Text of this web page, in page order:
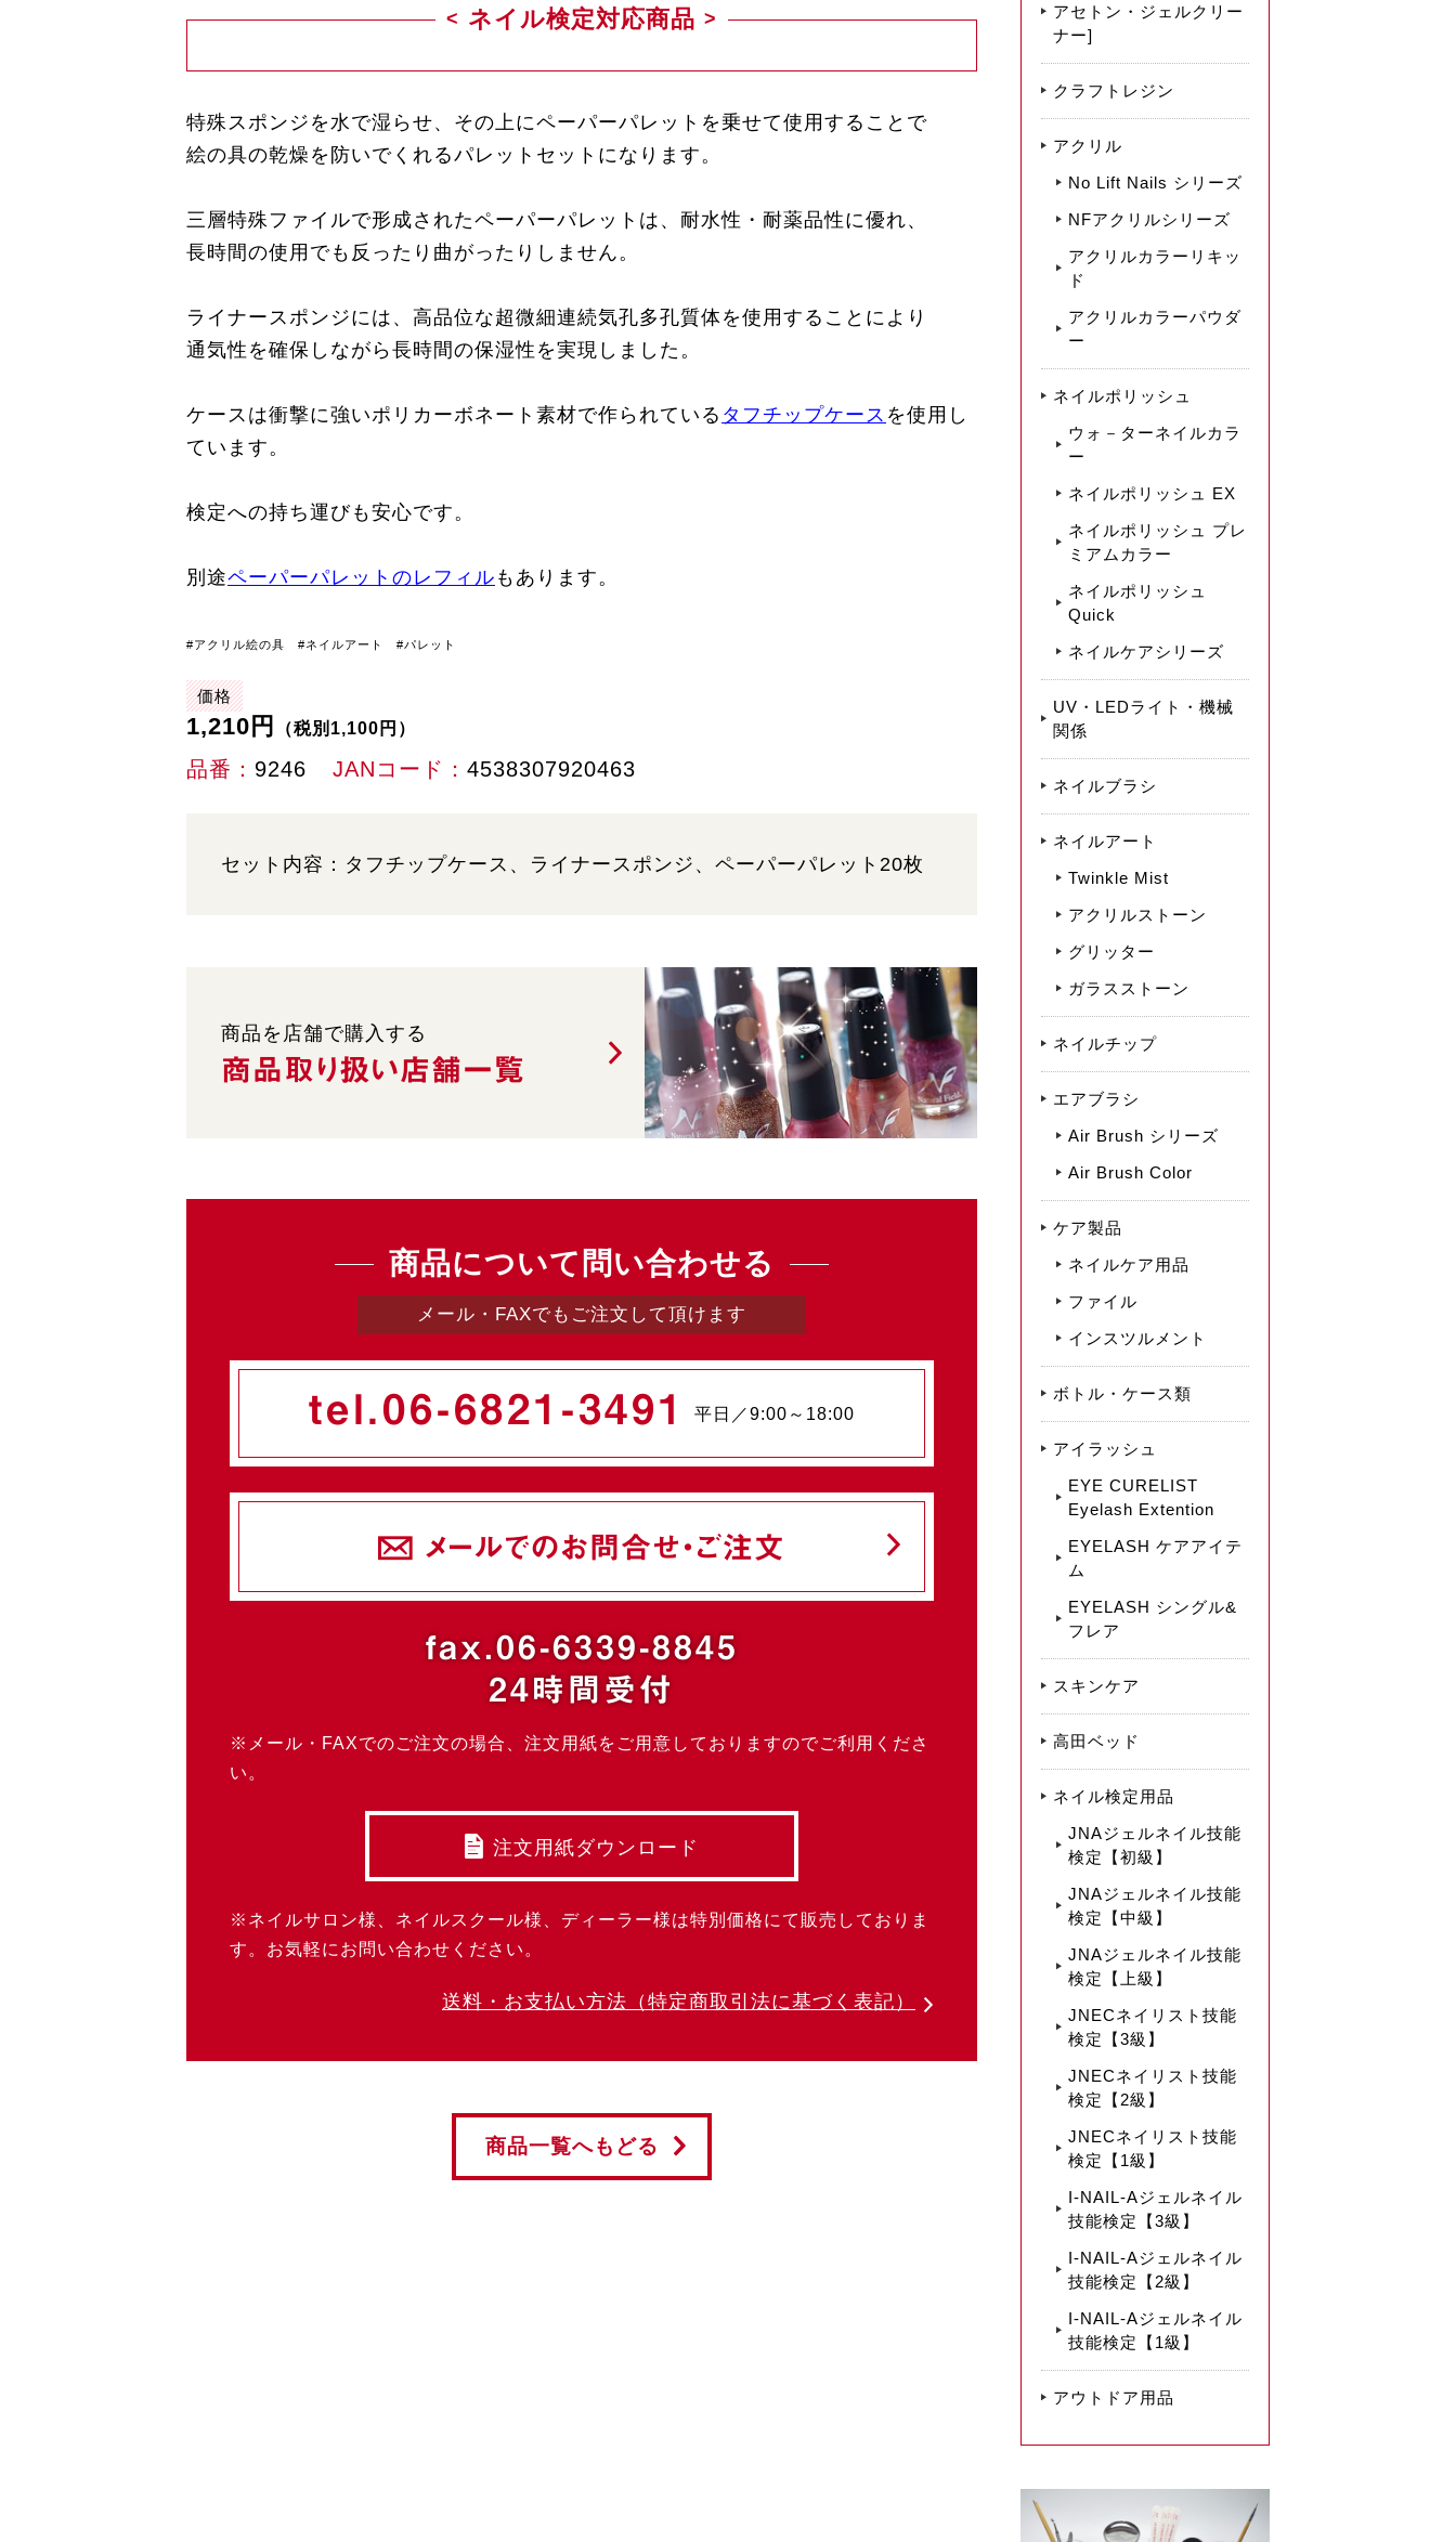
ネイル検定対応商品
特殊スポンジを水で湿らせ、その上にペーパーパレットを乗せて使用することで
絵の具の乾燥を防いでくれるパレットセットになります。
三層特殊ファイルで形成されたペーパーパレットは、耐水性・耐薬品性に優れ、
長時間の使用でも反ったり曲がったりしません。
ライナースポンジには、高品位な超微細連続気孔多孔質体を使用することにより
通気性を確保しながら長時間の保湿性を実現しました。
ケースは衝撃に強いポリカーボネート素材で作られている タフチップケース を使用し
ています。
検定への持ち運びも安心です。
別途ペーパーパレットのレフィル もあります。
#アクリル絵の具 #ネイルアート #パレット
価格
1,210円 （税別1,100円）
品番 9246 JANコード 4538307920463
セット内容：タフチップケース、ライナースポンジ、ペーパーパレット20枚
商品を店舗で購入する
商品取り扱い店舗一覧
商品について問い合わせる
メール・FAXでもご注文して頂けます
tel.06-6821-3491 平日／9:00～18:00
メールでのお問合せ・ご注文
fax.06-6339-8845
24時間受付
※メール・FAXでのご注文の場合、注文用紙をご用意しておりますのでご利用くださ
い。
注文用紙ダウンロード
※ネイルサロン様、ネイルスクール様、ディーラー様は特別価格にて販売しておりま
す。お気軽にお問い合わせください。
送料・お支払い方法 （特定商取引法に基づく表記）
商品一覧へもどる
アセトン・ジェルクリー
ナー]
クラフトレジン
アクリル
No Lift Nails シリーズ
NFアクリルシリーズ
アクリルカラーリキッ
ド
アクリルカラーパウダ
ー
ネイルポリッシュ
ウォ－ターネイルカラ
ー
ネイルポリッシュ EX
ネイルポリッシュ プレ
ミアムカラー
ネイルポリッシュ
Quick
ネイルケアシリーズ
UV・LEDライト・機械
関係
ネイルブラシ
ネイルアート
Twinkle Mist
アクリルストーン
グリッター
ガラスストーン
ネイルチップ
エアブラシ
Air Brush シリーズ
Air Brush Color
ケア製品
ネイルケア用品
ファイル
インスツルメント
ボトル・ケース類
アイラッシュ
EYE CURELIST
Eyelash Extention
EYELASH ケアアイテ
ム
EYELASH シングル&
フレア
スキンケア
高田ベッド
ネイル検定用品
JNAジェルネイル技能
検定【初級】
JNAジェルネイル技能
検定【中級】
JNAジェルネイル技能
検定【上級】
JNECネイリスト技能
検定【3級】
JNECネイリスト技能
検定【2級】
JNECネイリスト技能
検定【1級】
I-NAIL-Aジェルネイル
技能検定【3級】
I-NAIL-Aジェルネイル
技能検定【2級】
I-NAIL-Aジェルネイル
技能検定【1級】
アウトドア用品